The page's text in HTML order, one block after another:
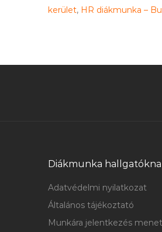
kerület, HR diákmunka –
Diákmunka
Adatvédelmi nyilatkozat
Általános tájékoztató
Munkára jelentkezés